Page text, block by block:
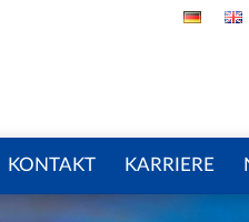
KONTAKT KARRIERE